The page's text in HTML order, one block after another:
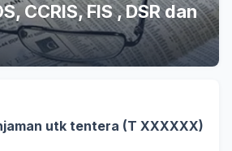
CCRIS, FIS , DSR dan
utk tentera (T XXXXXX)